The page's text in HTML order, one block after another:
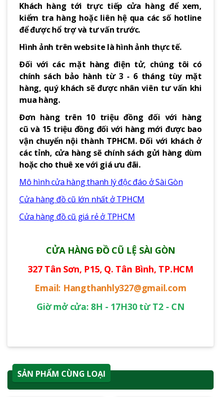
Khách hàng tới trực tiếp cửa hàng để xem,
kiểm tra hàng hoặc liên hệ qua các số hotline
để được hổ trợ và tư vấn trước.
Hình ảnh trên website là hình ảnh thực tế.
Đối với các mặt hàng điện tử, chúng tôi có
chính sách bảo hành từ 3 - 6 tháng tùy mặt
hàng, quý khách sẽ được nhân viên tư vấn khi
mua hàng.
Đơn hàng trên 10 triệu đồng đối với hàng
cũ và 15 triệu đồng đối với hàng mới được bao
vận chuyển nội thành TPHCM. Đối với khách ở
các tỉnh, cửa hàng sẽ chính sách gửi hàng dùm
hoặc cho thuê xe với giá ưu đãi.
Mô hình cửa hàng thanh lý độc đáo ở Sài Gòn
Cửa hàng đồ cũ lớn nhất ở TPHCM
Cửa hàng đồ cũ giá rẻ ở TPHCM
CỬA HÀNG ĐỒ CŨ LỆ SÀI GÒN
327 Tân Sơn, P15, Q. Tân Bình, TP.HCM
Email: Hangthanhly327@gmail.com
Giờ mở cửa: 8H - 17H30 từ T2 - CN
SẢN PHẨM CÙNG LOẠI